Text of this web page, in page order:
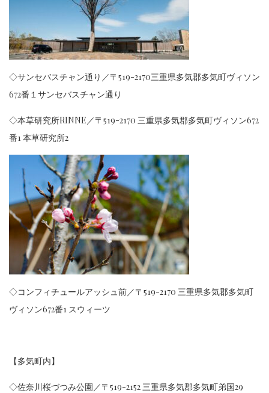
◇サンセバスチャン通り／〒519-2170三重県多気郡多気町ヴィソン
672番１サンセバスチャン通り
◇本草研究所RINNE／〒519-2170 三重県多気郡多気町ヴィソン672
番1 本草研究所2
◇コンフィチュールアッシュ前／〒519-2170 三重県多気郡多気町
ヴィソン672番1 スウィーツ
【多気町内】
◇佐奈川桜づつみ公園／〒519-2152 三重県多気郡多気町弟国29